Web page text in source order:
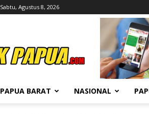
Sabtu, Agustus 8, 2026
PAPUA BARAT NASIONAL